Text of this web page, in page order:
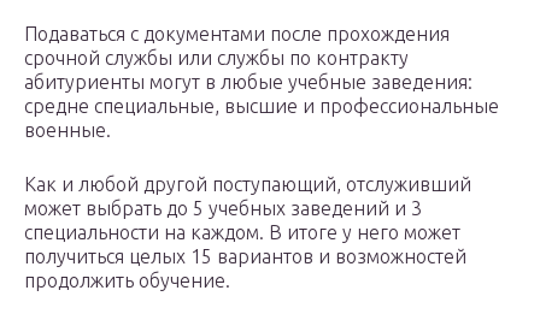
Подаваться с документами после прохождения
срочной службы или службы по контракту
абитуриенты могут в любые учебные заведения:
средне специальные, высшие и профессиональные
военные.
Как и любой другой поступающий, отслуживший
может выбрать до 5 учебных заведений и 3
специальности на каждом. В итоге у него может
получиться целых 15 вариантов и возможностей
продолжить обучение.